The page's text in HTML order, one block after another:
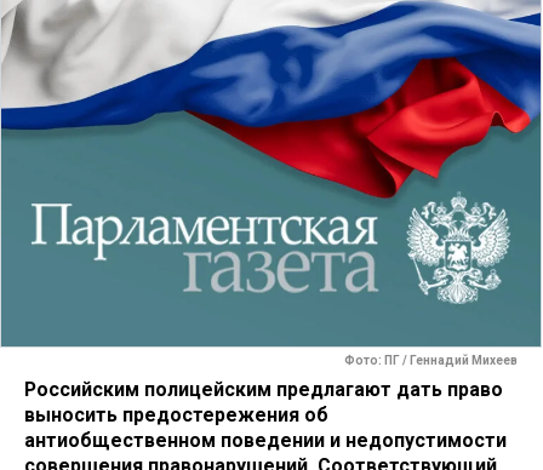
Фото: ПГ / Геннадий Михеев
Российским полицейским предлагают дать право
выносить предостережения об
антиобщественном поведении и недопустимости
совершения правонарушений. Соответствующий